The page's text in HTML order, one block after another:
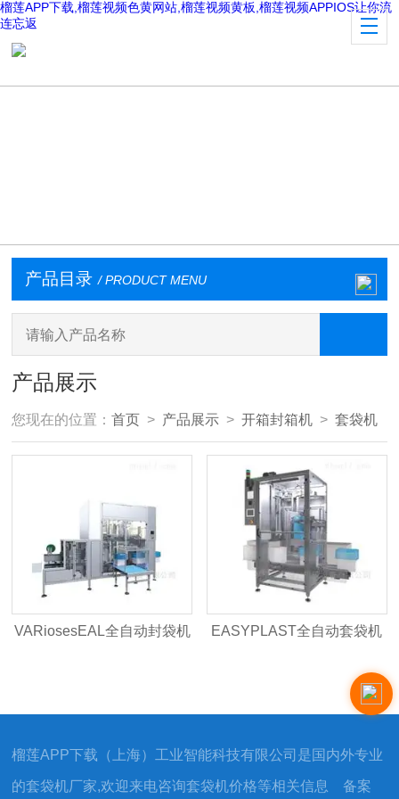
榴莲APP下载,榴莲视频色黄网站,榴莲视频黄板,榴莲视频APPIOS让你流
连忘返
产品目录 / PRODUCT MENU
产品展示
您现在的位置：首页 > 产品展示 >开箱封箱机 >套袋机
VARiosesEAL全自动封袋机 EASYPLAST全自动套袋机
榴莲APP下载（上海）工业智能科技有限公司是国内外专业
的套袋机厂家,欢迎来电咨询套袋机价格等相关信息 备案